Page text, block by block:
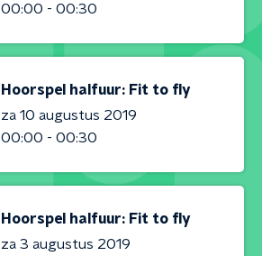
00:00 - 00:30
Hoorspel halfuur: Fit to fly
za 10 augustus 2019
00:00 - 00:30
Hoorspel halfuur: Fit to fly
za 3 augustus 2019